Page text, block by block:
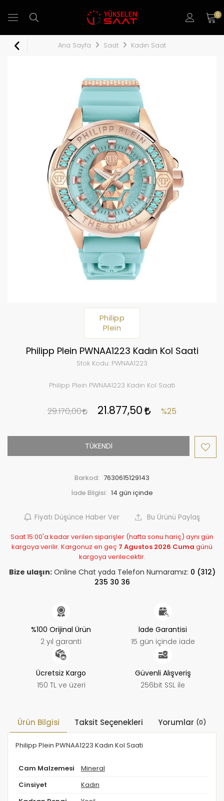
0
Ana Sayfa Saat Kadın Saat
Philipp
Plein
Philipp Plein PWNAA1223 Kadın Kol Saati
Stok Kodu: PWNAA1223
Philipp Plein PWNAA1223 Kadın Kol Saati
29.170,00 21.877,50 %25
TÜKENDİ
Barkod: 7630615129143
İade Bilgisi:
Fiyatı Düşünce Haber Ver Bu Ürünü Paylaş
Saat 15:00'a kadar verilen siparişler (hafta sonu hariç) aynı gün
kargoya verilir. Kargonuz en geç 7 Agustos 2026 Cuma günü
kargoya verilecektir.
Bize ulaşın:Online Chat yada Telefon Numaramız: 0 (312)
235 30 36
%100 Orijinal Ürün
2 yıl garanti
İade Garantisi
15 gün içinde iade
Ücretsiz Kargo
150 TL ve üzeri
Güvenli Alışveriş
256bit SSL ile
Ürün Bilgisi Taksit Seçenekleri Yorumlar (0)
Philipp Plein PWNAA1223 Kadın Kol Saati
Cam Malzemesi Mineral
Cinsiyet Kadın